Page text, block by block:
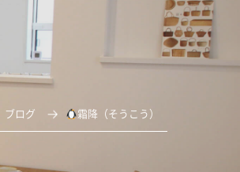
ブログ 霜降（そうこう）